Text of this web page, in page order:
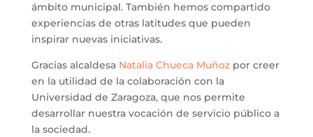
ámbito municipal. También hemos compartido
experiencias de otras latitudes que pueden
inspirar nuevas iniciativas.
Gracias alcaldesa Natalia Chueca Muñozpor creer
en la utilidad de la colaboración con la
Universidad de Zaragoza, que nos permite
desarrollar nuestra vocación de servicio público a
la sociedad.